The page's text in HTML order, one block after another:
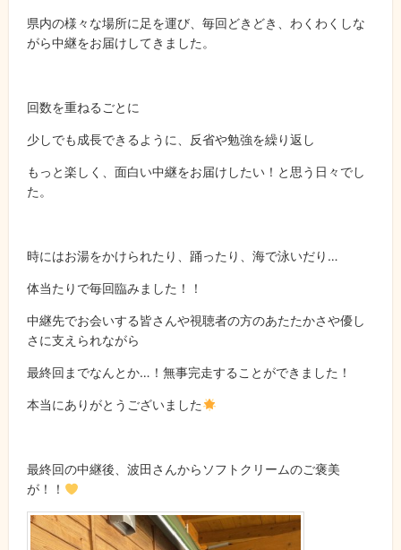
県内の様々な場所に足を運び、毎回どきどき、わくわくしな
がら中継をお届けしてきました。
回数を重ねるごとに
少しでも成長できるように、反省や勉強を繰り返し
もっと楽しく、面白い中継をお届けしたい！と思う日々でし
た。
時にはお湯をかけられたり、踊ったり、海で泳いだり…
体当たりで毎回臨みました！！
中継先でお会いする皆さんや視聴者の方のあたたかさや優し
さに支えられながら
最終回までなんとか…！無事完走することができました！
本当にありがとうございました
最終回の中継後、波田さんからソフトクリームのご褒美
が！！